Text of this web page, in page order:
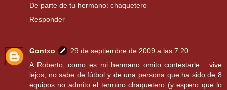
De parte de tu hermano: chaquetero
Responder
Gontxo
29 de septiembre de 2009 a las 7:20
A Roberto, como es mi hermano omito contestarle... vive
lejos, no sabe de fútbol y de una persona que ha sido de 8
equipos no admito el termino chaquetero (y espero que lo